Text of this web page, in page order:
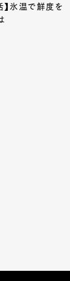
】氷温で鮮度を